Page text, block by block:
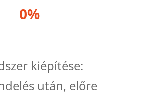
0%
kiépítése:
után, előre